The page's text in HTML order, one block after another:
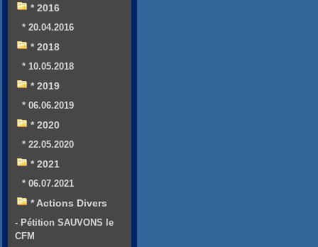
* 2016
* 20.04.2016
* 2018
* 10.05.2018
* 2019
* 06.06.2019
* 2020
* 22.05.2020
* 2021
* 06.07.2021
* Actions Divers
- Pétition SAUVONS le
CFM